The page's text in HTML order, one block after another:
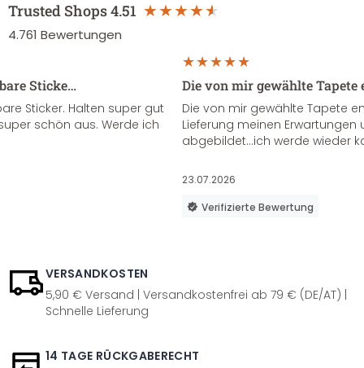
Trusted Shops4.51
4.761 Bewertungen
Sticke…
Sticker. Halten super gut
schön aus. Werde ich
Die von mir gewählte
Die von mir gewählte Tapete
Lieferung meinen Erwartungen
abgebildet...ich werde wieder
23.07.2026
Verifizierte Bewertung
VERSANDKOSTEN
5,90 € Versand | Versandkostenfrei ab 79 € (DE/AT) |
Schnelle Lieferung
14 TAGE RÜCKGABERECHT